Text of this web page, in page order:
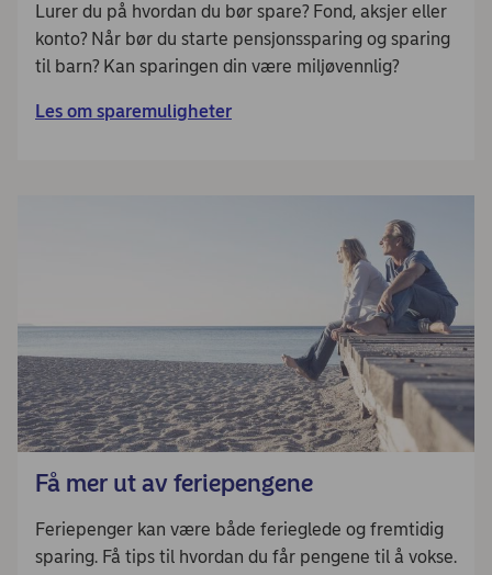
Lurer du på hvordan du bør spare? Fond, aksjer eller
konto? Når bør du starte pensjonssparing og sparing
til barn? Kan sparingen din være miljøvennlig?
Les om sparemuligheter
Få mer ut av feriepengene
Feriepenger kan være både ferieglede og fremtidig
sparing. Få tips til hvordan du får pengene til å vokse.